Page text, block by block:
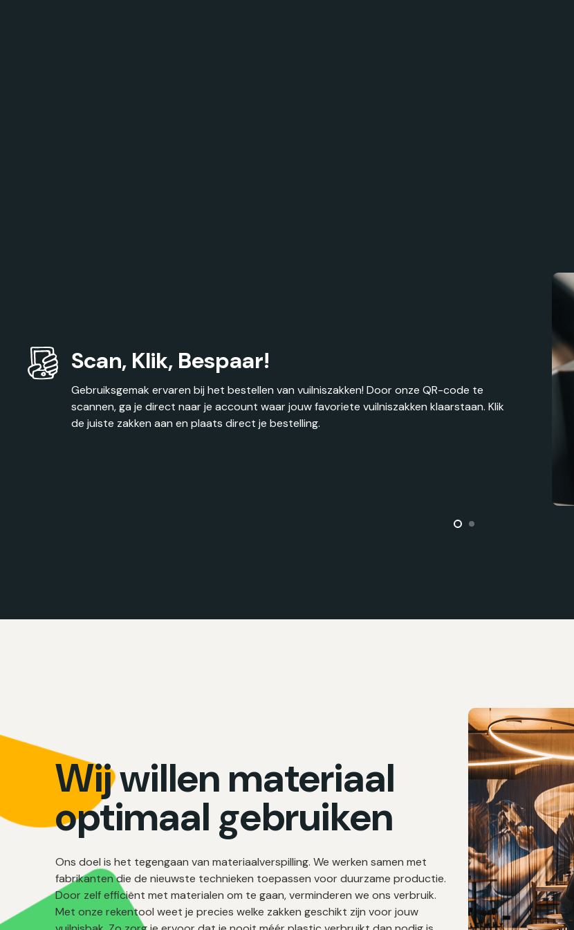
Scan, Klik, Bespaar!
Gebruiksgemak ervaren bij het bestellen van vuilniszakken! Door onze QR-code te
scannen, ga je direct naar je account waar jouw favoriete vuilniszakken klaarstaan. Klik
de juiste zakken aan en plaats direct je bestelling.
Wij willen materiaal
optimaal gebruiken
Ons doel is het tegengaan van materiaalverspilling. We werken samen met
fabrikanten die de nieuwste technieken toepassen voor duurzame productie.
Door zelf efficiënt met materialen om te gaan, verminderen we ons verbruik.
Met onze rekentool weet je precies welke zakken geschikt zijn voor jouw